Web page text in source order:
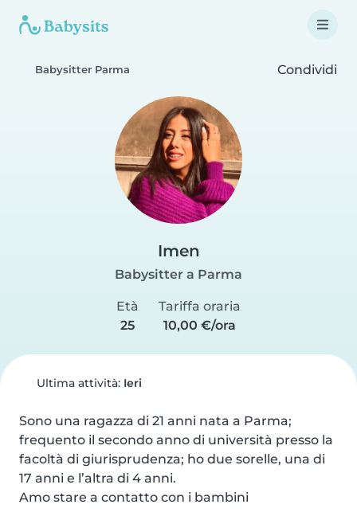
Babysitter Parma Condividi
Imen
Babysitter a Parma
Età
25
Tariffa oraria
10,00 €/ora
Ultima attività: Ieri
Sono una ragazza di 21 anni nata a Parma;
frequento il secondo anno di università presso la
facoltà di giurisprudenza; ho due sorelle, una di
17 anni e l’altra di 4 anni.
Amo stare a contatto con i bambini